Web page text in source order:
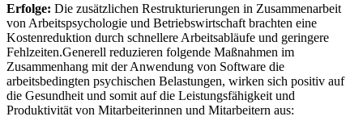
Erfolge: Die zusätzlichen Restrukturierungen in Zusammenarbeit
von Arbeitspsychologie und Betriebswirtschaft brachten eine
Kostenreduktion durch schnellere Arbeitsabläufe und geringere
Fehlzeiten.Generell reduzieren folgende Maßnahmen im
Zusammenhang mit der Anwendung von Software die
arbeitsbedingten psychischen Belastungen, wirken sich positiv auf
die Gesundheit und somit auf die Leistungsfähigkeit und
Produktivität von Mitarbeiterinnen und Mitarbeitern aus: